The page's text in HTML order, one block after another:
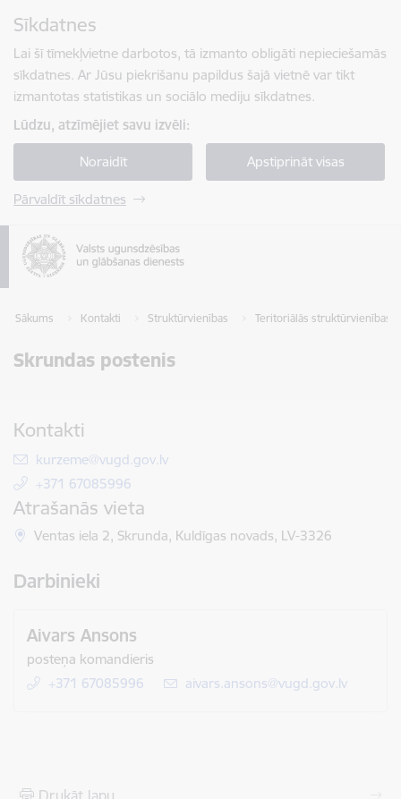
Sīkdatnes
Lai šī tīmekļvietne darbotos, tā izmanto obligāti nepieciešamās
sīkdatnes. Ar Jūsu piekrišanu papildus šajā vietnē var tikt
izmantotas statistikas un sociālo mediju sīkdatnes.
Lūdzu, atzīmējiet savu izvēli:
Noraidīt Apstiprināt visas
Pārvaldīt sīkdatnes
Sākums Kontakti Struktūrvienības Teritoriālās struktūrvienības
Skrundas postenis
Kontakti
E-pasts:
kurzeme@vugd.gov.lv
+371 67085996
Atrašanās vieta
Ventas iela 2, Skrunda, Kuldīgas novads, LV-3326
Darbinieki
Aivars Ansons
posteņa komandieris
+371 67085996
E-pasts:
aivars.ansons@vugd.gov.lv